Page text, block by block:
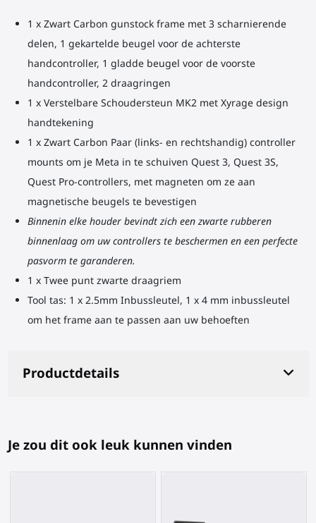
1 x Zwart Carbon gunstock frame met 3 scharnierende
delen, 1 gekartelde beugel voor de achterste
handcontroller, 1 gladde beugel voor de voorste
handcontroller, 2 draagringen
1 x Verstelbare Schoudersteun MK2 met Xyrage design
handtekening
1 x Zwart Carbon Paar (links- en rechtshandig) controller
mounts om je Meta in te schuiven Quest 3, Quest 3S,
Quest Pro-controllers, met magneten om ze aan
magnetische beugels te bevestigen
Binnenin elke houder bevindt zich een zwarte rubberen
binnenlaag om uw controllers te beschermen en een perfecte
pasvorm te garanderen.
1 x Twee punt zwarte draagriem
Tool tas: 1 x 2.5mm Inbussleutel, 1 x 4 mm inbussleutel
om het frame aan te passen aan uw behoeften
Productdetails
Je zou dit ook leuk kunnen vinden